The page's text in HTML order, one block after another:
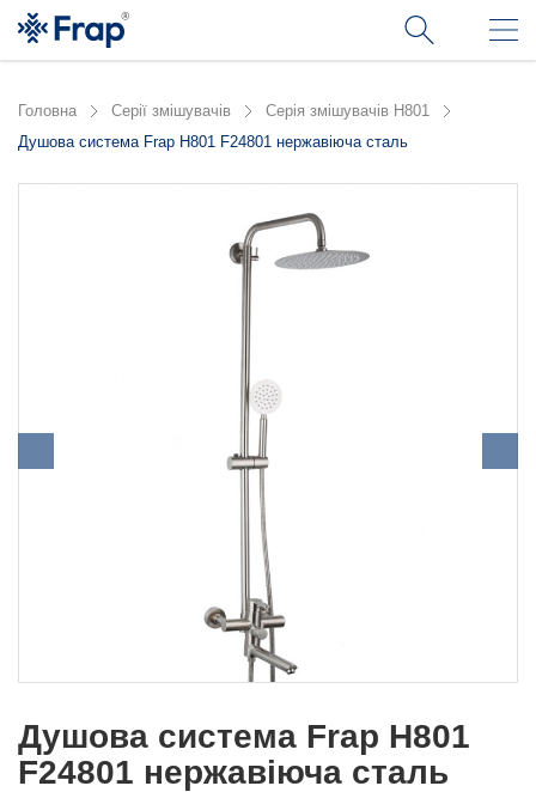
Головна Серії змішувачів
Серія змішувачів H801
Душова система Frap H801 F24801 нержавіюча сталь
Душова система Frap H801
F24801 нержавіюча сталь